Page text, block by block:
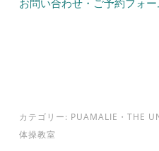
お問い合わせ・ご予約フォー
カテゴリー: PUAMALIE ・ THE
体操教室